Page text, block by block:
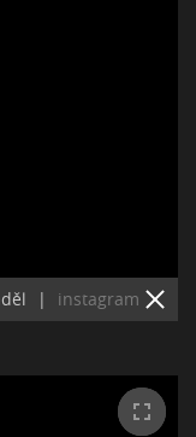
| instagram